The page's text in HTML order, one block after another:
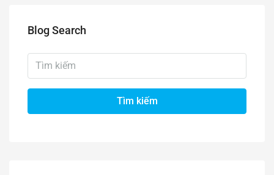
Blog Search
Tìm kiếm